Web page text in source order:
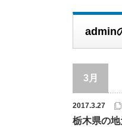
admin
3月
2017.3.27
栃木県の